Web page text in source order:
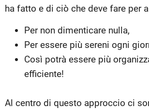
ha fatto e di ciò che deve fare per
Per non dimenticare nulla,
Per essere più sereni ogni
Così potrà essere più
efficiente!
Al centro di questo approccio ci